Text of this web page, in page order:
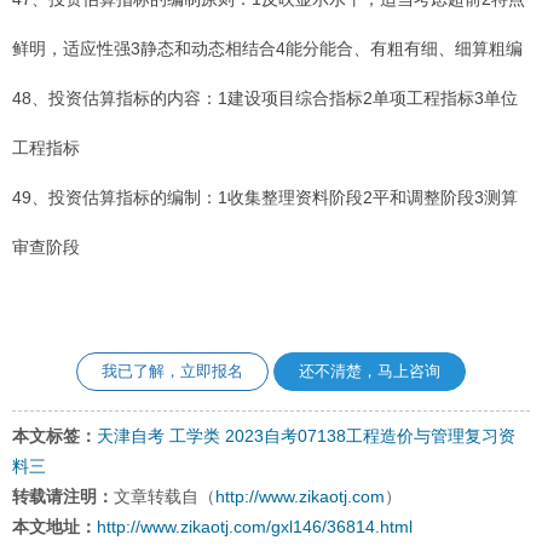
鲜明，适应性强3静态和动态相结合4能分能合、有粗有细、细算粗编
48、投资估算指标的内容：1建设项目综合指标2单项工程指标3单位
工程指标
49、投资估算指标的编制：1收集整理资料阶段2平和调整阶段3测算
审查阶段
我已了解，立即报名 还不清楚，马上咨询
本文标签： 天津自考 工学类 2023自考07138工程造价与管理复习资
料三
转载请注明： 文章转载自（ http://www.zikaotj.com ）
本文地址： http://www.zikaotj.com/gxl146/36814.html